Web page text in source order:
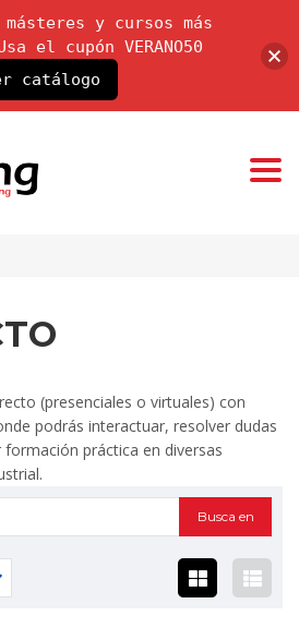
(presenciales o virtuales) con
podrás interactuar, resolver dudas
práctica en diversas
másteres y cursos más
el cupón VERANO50
catálogo